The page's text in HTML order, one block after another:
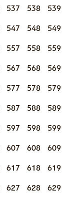
537 538 539
547 548 549
557 558 559
567 568 569
577 578 579
587 588 589
597 598 599
607 608 609
617 618 619
627 628 629